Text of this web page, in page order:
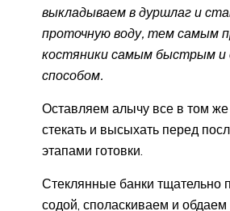
выкладываем в дуршлаг и
проточную воду, тем самым
костяники самым быстрым
способом.
Оставляем алычу все в том
стекать и высыхать перед
этапами готовки.
Стеклянные банки тщательно
содой, споласкиваем и обдаем